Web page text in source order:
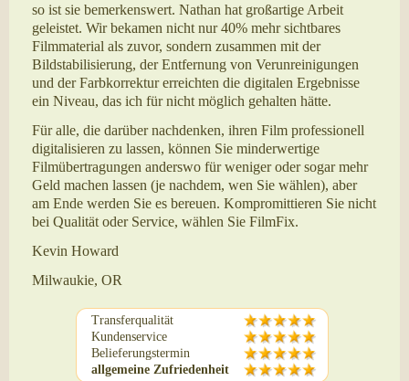
so ist sie bemerkenswert. Nathan hat großartige Arbeit
geleistet. Wir bekamen nicht nur 40% mehr sichtbares
Filmmaterial als zuvor, sondern zusammen mit der
Bildstabilisierung, der Entfernung von Verunreinigungen
und der Farbkorrektur erreichten die digitalen Ergebnisse
ein Niveau, das ich für nicht möglich gehalten hätte.
Für alle, die darüber nachdenken, ihren Film professionell
digitalisieren zu lassen, können Sie minderwertige
Filmübertragungen anderswo für weniger oder sogar mehr
Geld machen lassen (je nachdem, wen Sie wählen), aber
am Ende werden Sie es bereuen. Kompromittieren Sie nicht
bei Qualität oder Service, wählen Sie FilmFix.
Kevin Howard
Milwaukie, OR
Transferqualität
Kundenservice
Belieferungstermin
allgemeine Zufriedenheit